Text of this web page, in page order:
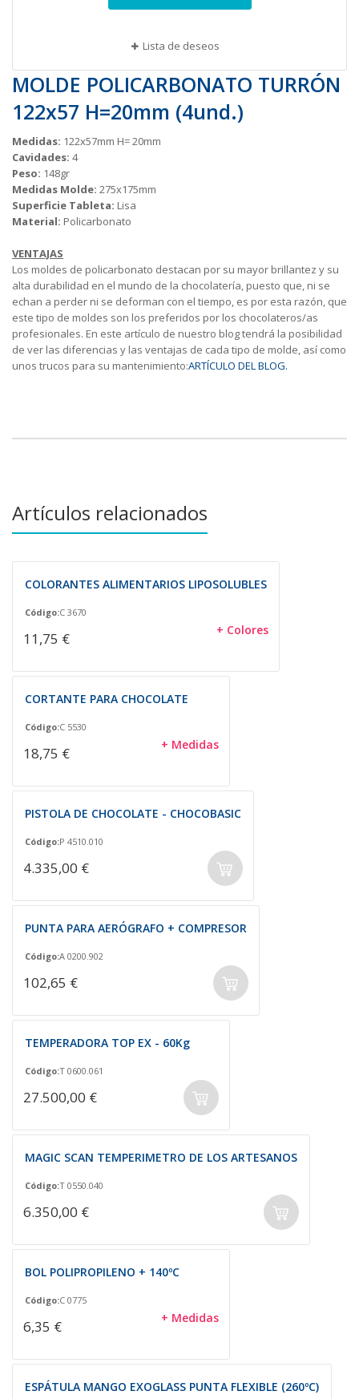
Lista de deseos
MOLDE POLICARBONATO TURRÓN
122x57 H=20mm (4und.)
Medidas: 122x57mm H= 20mm
Cavidades: 4
Peso: 148gr
Medidas Molde: 275x175mm
Superficie Tableta: Lisa
Material: Policarbonato
VENTAJAS
Los moldes de policarbonato destacan por su mayor brillantez y su
alta durabilidad en el mundo de la chocolatería, puesto que, ni se
echan a perder ni se deforman con el tiempo, es por esta razón, que
este tipo de moldes son los preferidos por los chocolateros/as
profesionales. En este artículo de nuestro blog tendrá la posibilidad
de ver las diferencias y las ventajas de cada tipo de molde, así como
unos trucos para su mantenimiento:ARTÍCULO DEL BLOG.
Artículos relacionados
COLORANTES ALIMENTARIOS LIPOSOLUBLES
Código:C 3670
11,75 € + Colores
CORTANTE PARA CHOCOLATE
Código:C 5530
18,75 € + Medidas
PISTOLA DE CHOCOLATE - CHOCOBASIC
Código:P 4510.010
4.335,00 €
PUNTA PARA AERÓGRAFO + COMPRESOR
Código:A 0200.902
102,65 €
TEMPERADORA TOP EX - 60Kg
Código:T 0600.061
27.500,00 €
MAGIC SCAN TEMPERIMETRO DE LOS ARTESANOS
Código:T 0550.040
6.350,00 €
BOL POLIPROPILENO + 140ºC
Código:C 0775
6,35 € + Medidas
ESPÁTULA MANGO EXOGLASS PUNTA FLEXIBLE (260ºC)